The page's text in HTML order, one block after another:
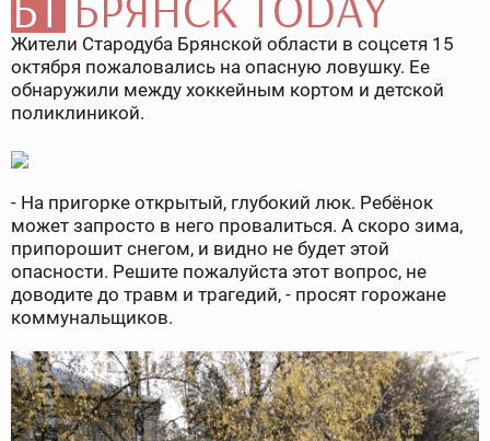
Жители Стародуба Брянской области в соцсетя 15
октября пожаловались на опасную ловушку. Ее
обнаружили между хоккейным кортом и детской
поликлиникой.
- На пригорке открытый, глубокий люк. Ребёнок
может запросто в него провалиться. А скоро зима,
припорошит снегом, и видно не будет этой
опасности. Решите пожалуйста этот вопрос, не
доводите до травм и трагедий, - просят горожане
коммунальщиков.